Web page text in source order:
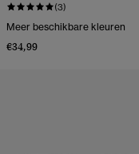
(3)
Meer beschikbare kleuren
€34,99